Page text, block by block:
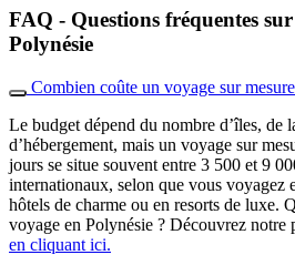
FAQ - Questions fréquentes sur
Polynésie
Combien coûte un voyage sur
Le budget dépend du nombre d’îles, de
d’hébergement, mais un voyage sur
jours se situe souvent entre 3 500 et 9
internationaux, selon que vous voyagez
hôtels de charme ou en resorts de luxe.
voyage en Polynésie ? Découvrez notre
en cliquant ici.